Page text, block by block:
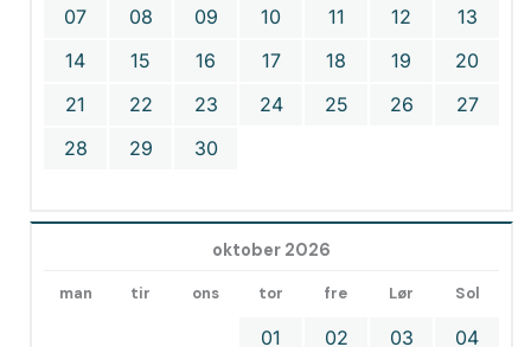
07
08 09 10 11 12
13
14
15 16 17 18 19
20
21
22 23 24 25 26
27
28
29 30
oktober 2026
man tir ons tor fre Lør Sol
01 02 03
04